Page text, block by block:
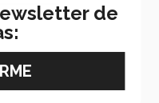
Velasco, ganadora
de